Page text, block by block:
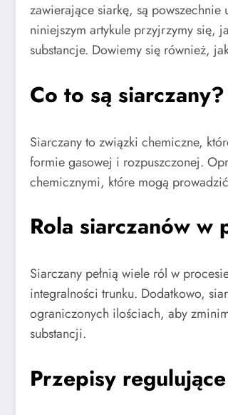
zawierające siarkę, są
niniejszym artykule przyjrzymy się,
substancje. Dowiemy się również,
Co to są siarczany?
Siarczany to związki chemiczne,
formie gasowej i rozpuszczonej.
chemicznymi, które mogą
Rola siarczanów w
Siarczany pełnią wiele ról w
integralności trunku. Dodatkowo,
ograniczonych ilościach, aby
substancji.
Przepisy